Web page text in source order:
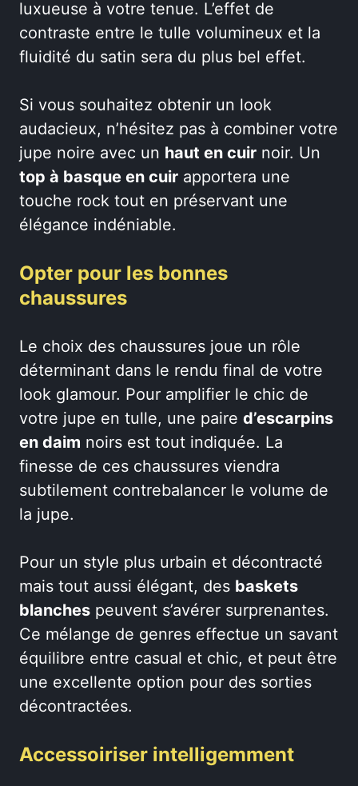
luxueuse à votre tenue. L’effet de
contraste entre le tulle volumineux et la
fluidité du satin sera du plus bel effet.
Si vous souhaitez obtenir un look
audacieux, n’hésitez pas à combiner votre
jupe noire avec un haut en cuir noir. Un
top à basque en cuir apportera une
touche rock tout en préservant une
élégance indéniable.
Opter pour les bonnes
chaussures
Le choix des chaussures joue un rôle
déterminant dans le rendu final de votre
look glamour. Pour amplifier le chic de
votre jupe en tulle, une paire d’escarpins
en daim noirs est tout indiquée. La
finesse de ces chaussures viendra
subtilement contrebalancer le volume de
la jupe.
Pour un style plus urbain et décontracté
mais tout aussi élégant, des baskets
blanches peuvent s’avérer surprenantes.
Ce mélange de genres effectue un savant
équilibre entre casual et chic, et peut être
une excellente option pour des sorties
décontractées.
Accessoiriser intelligemment